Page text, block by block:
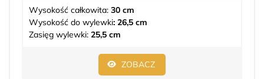
Wysokość całkowita: 30 cm
Wysokość do wylewki: 26,5 cm
Zasięg wylewki: 25,5 cm
ZOBACZ